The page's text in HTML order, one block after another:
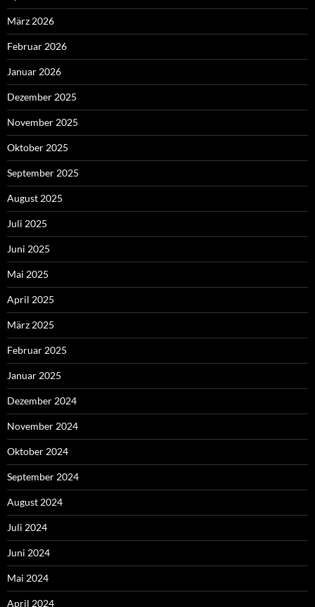
März 2026
Februar 2026
Januar 2026
Dezember 2025
November 2025
Oktober 2025
September 2025
August 2025
Juli 2025
Juni 2025
Mai 2025
April 2025
März 2025
Februar 2025
Januar 2025
Dezember 2024
November 2024
Oktober 2024
September 2024
August 2024
Juli 2024
Juni 2024
Mai 2024
April 2024